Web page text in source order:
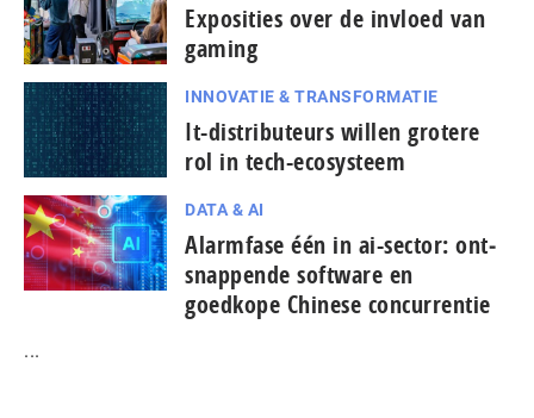
Exposities over de invloed van
gaming
INNOVATIE & TRANSFORMATIE
It-dis­tri­bu­teurs willen grotere
rol in tech-ecosysteem
DATA & AI
Alarmfase één in ai-sector: ont­
snap­pen­de software en
goedkope Chinese con­cur­ren­tie
...